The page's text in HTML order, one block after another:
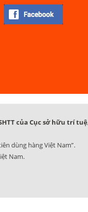
của Cục sở hữu trí
dùng hàng Việt Nam”.
Nam.